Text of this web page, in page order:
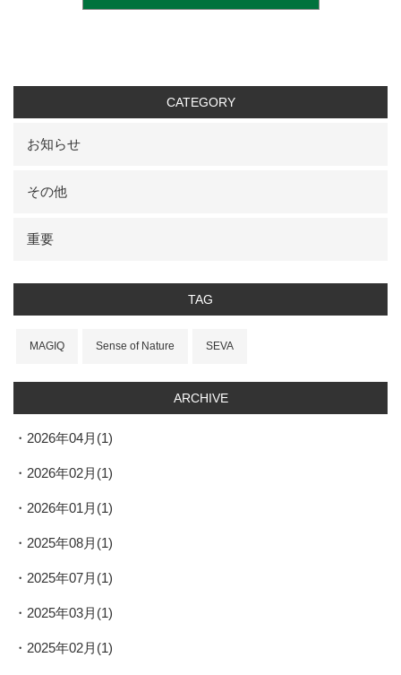
CATEGORY
お知らせ
その他
重要
TAG
MAGIQ Sense of Nature SEVA
ARCHIVE
2026年04月(1)
2026年02月(1)
2026年01月(1)
2025年08月(1)
2025年07月(1)
2025年03月(1)
2025年02月(1)